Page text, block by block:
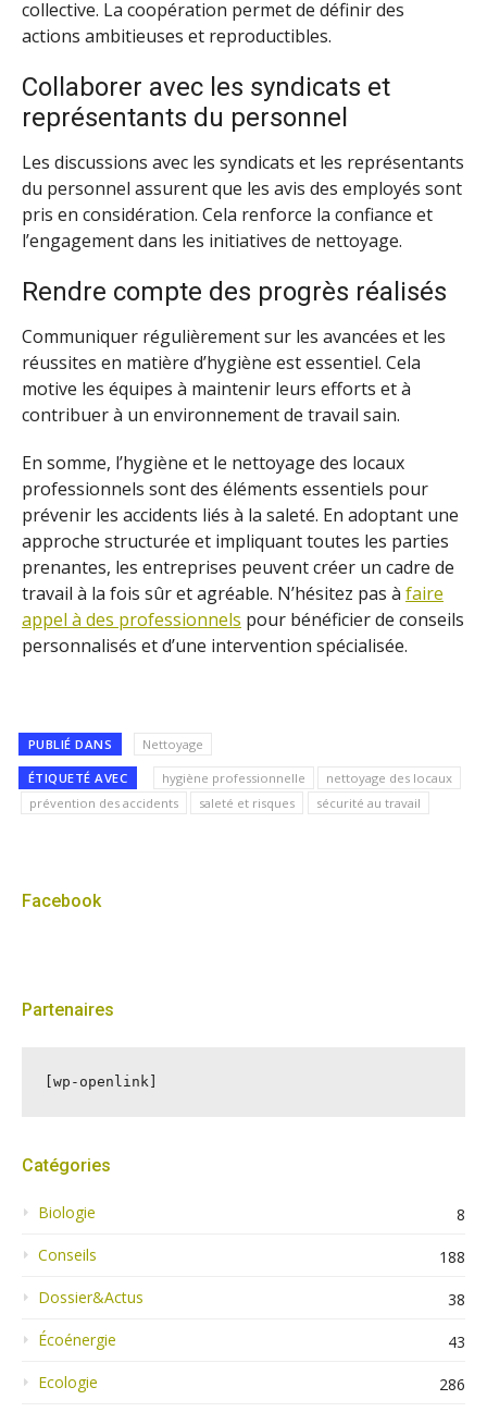
collective. La coopération permet de définir des
actions ambitieuses et reproductibles.
Collaborer avec les syndicats et
représentants du personnel
Les discussions avec les syndicats et les représentants
du personnel assurent que les avis des employés sont
pris en considération. Cela renforce la confiance et
l’engagement dans les initiatives de nettoyage.
Rendre compte des progrès réalisés
Communiquer régulièrement sur les avancées et les
réussites en matière d’hygiène est essentiel. Cela
motive les équipes à maintenir leurs efforts et à
contribuer à un environnement de travail sain.
En somme, l’hygiène et le nettoyage des locaux
professionnels sont des éléments essentiels pour
prévenir les accidents liés à la saleté. En adoptant une
approche structurée et impliquant toutes les parties
prenantes, les entreprises peuvent créer un cadre de
travail à la fois sûr et agréable. N’hésitez pas à faire
appel à des professionnels pour bénéficier de conseils
personnalisés et d’une intervention spécialisée.
PUBLIÉ DANS Nettoyage
ÉTIQUETÉ AVEC hygiène professionnelle
nettoyage des locaux
prévention des accidents
saleté et risques sécurité au travail
Facebook
Partenaires
[wp-openlink]
Catégories
Biologie
8
Conseils
188
Dossier&Actus
38
Écoénergie
43
Ecologie
286